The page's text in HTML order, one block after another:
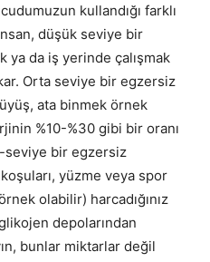
kullandığı farklı
düşük seviye bir
ya da iş yerinde çalışmak
Orta seviye bir egzersiz
ata binmek örnek
%10-%30 gibi bir oranı
seviye bir egzersiz
yüzme veya spor
olabilir) harcadığınız
depolarından
bunlar miktarlar değil